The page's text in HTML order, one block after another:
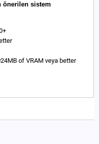
önerilen sistem
of VRAM veya better